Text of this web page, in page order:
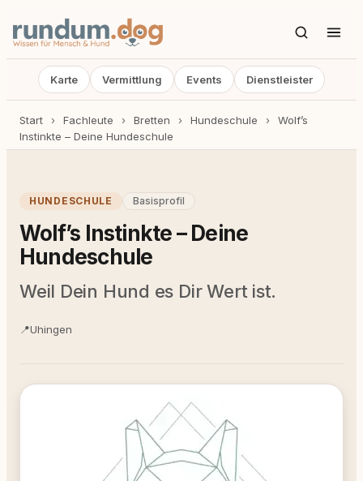
Karte Vermittlung Events Dienstleister
Start › Fachleute › Bretten › Hundeschule ›
Wolf’s
Instinkte – Deine Hundeschule
HUNDESCHULE Basisprofil
Wolf’s Instinkte – Deine
Hundeschule
Weil Dein Hund es Dir Wert ist.
📍Uhingen